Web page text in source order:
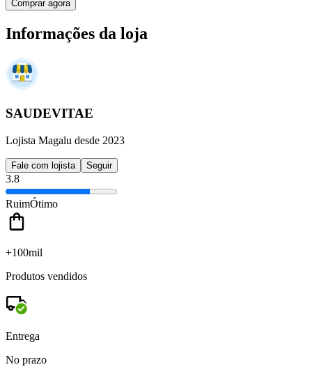
Comprar agora
Informações da loja
SAUDEVITAE
Lojista Magalu desde 2023
Fale com lojista Seguir
3.8
RuimÓtimo
+100mil
Produtos vendidos
Entrega
No prazo